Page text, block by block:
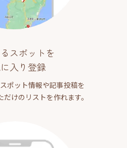
スポットを
入り登録
ポット情報や記事投稿を
けのリストを作れます。